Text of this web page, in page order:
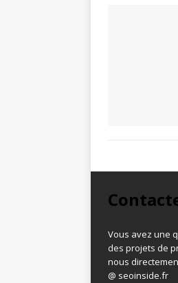
Vous avez une
des projets de
nous
@ seoinside.fr